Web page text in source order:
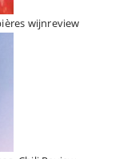
wijnreview